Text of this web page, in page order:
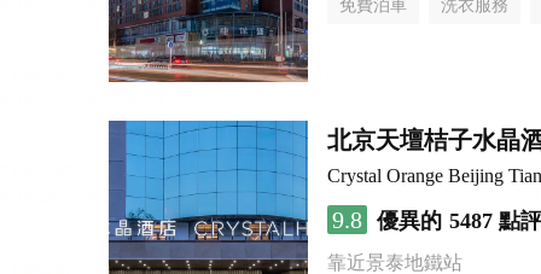
免費泊車 洗衣服務
北京天壇桔子水晶
Crystal Orange Beijing
9.8 優異的 5487 點評
靠近景泰地鐵站